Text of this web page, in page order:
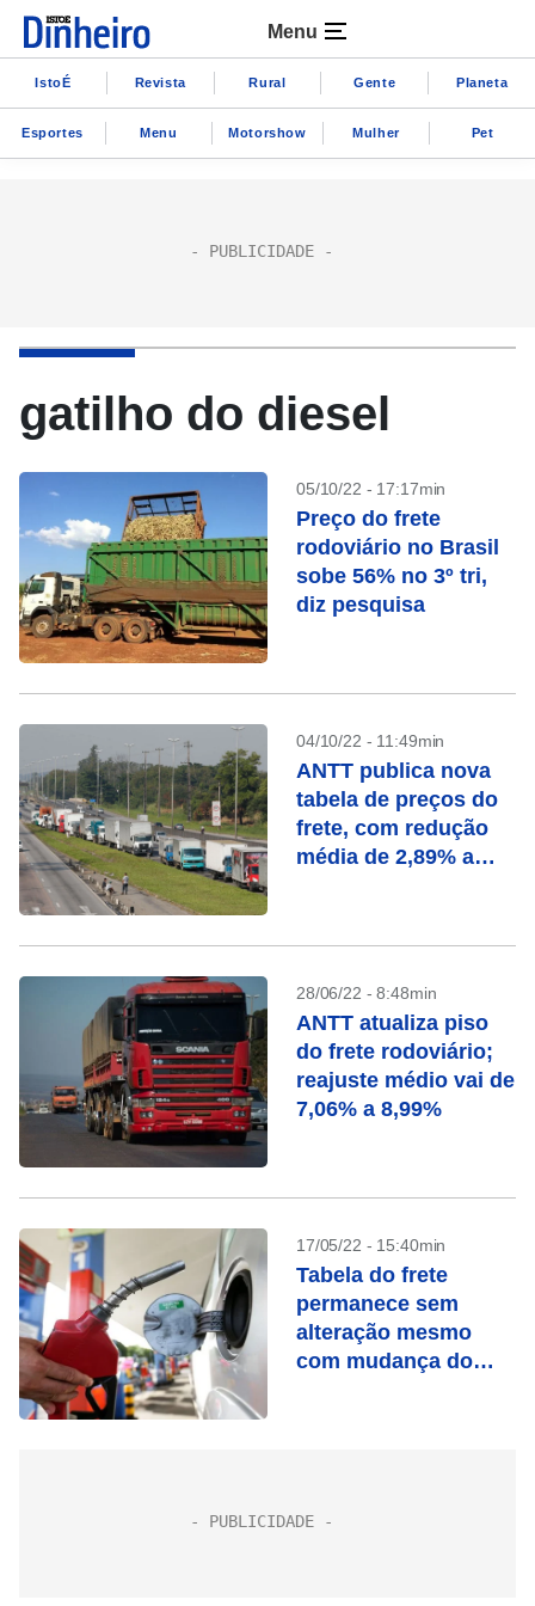
Menu
IstoÉ Revista Rural Gente Planeta
Esportes Menu Motorshow Mulher Pet
gatilho do diesel
05/10/22 - 17:17min
Preço do frete
rodoviário no Brasil
sobe 56% no 3º tri,
diz pesquisa
04/10/22 - 11:49min
ANTT publica nova
tabela de preços do
frete, com redução
média de 2,89% a
28/06/22 - 8:48min
ANTT atualiza piso
do frete rodoviário;
reajuste médio vai de
7,06% a 8,99%
17/05/22 - 15:40min
Tabela do frete
permanece sem
alteração mesmo
com mudança do